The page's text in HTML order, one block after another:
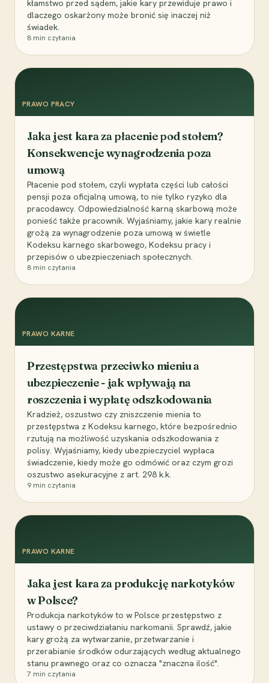
kłamstwo przed sądem, jakie kary przewiduje prawo i
dlaczego oskarżony może bronić się inaczej niż
świadek.
8 min czytania
PRAWO PRACY
Jaka jest kara za płacenie pod stołem?
Konsekwencje wynagrodzenia poza
umową
Płacenie pod stołem, czyli wypłata części lub całości
pensji poza oficjalną umową, to nie tylko ryzyko dla
pracodawcy. Odpowiedzialność karną skarbową może
ponieść także pracownik. Wyjaśniamy, jakie kary realnie
grożą za wynagrodzenie poza umową w świetle
Kodeksu karnego skarbowego, Kodeksu pracy i
przepisów o ubezpieczeniach społecznych.
8 min czytania
PRAWO KARNE
Przestępstwa przeciwko mieniu a
ubezpieczenie - jak wpływają na
roszczenia i wypłatę odszkodowania
Kradzież, oszustwo czy zniszczenie mienia to
przestępstwa z Kodeksu karnego, które bezpośrednio
rzutują na możliwość uzyskania odszkodowania z
polisy. Wyjaśniamy, kiedy ubezpieczyciel wypłaca
świadczenie, kiedy może go odmówić oraz czym grozi
oszustwo asekuracyjne z art. 298 k.k.
9 min czytania
PRAWO KARNE
Jaka jest kara za produkcję narkotyków
w Polsce?
Produkcja narkotyków to w Polsce przestępstwo z
ustawy o przeciwdziałaniu narkomanii. Sprawdź, jakie
kary grożą za wytwarzanie, przetwarzanie i
przerabianie środków odurzających według aktualnego
stanu prawnego oraz co oznacza "znaczna ilość".
7 min czytania